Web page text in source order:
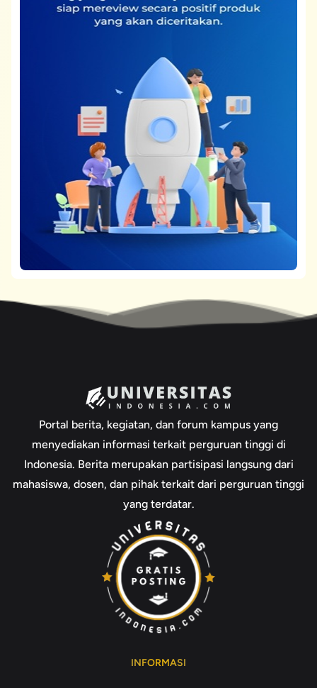
Portal berita, kegiatan, dan forum kampus yang
menyediakan informasi terkait perguruan tinggi di
Indonesia. Berita merupakan partisipasi langsung dari
mahasiswa, dosen, dan pihak terkait dari perguruan tinggi
yang terdatar.
INFORMASI